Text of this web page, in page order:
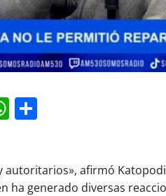
WhatsApp
autoritarios», afirmó
ha generado diversas